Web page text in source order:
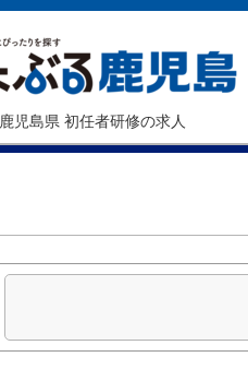
鹿児島県 初任者研修の求人